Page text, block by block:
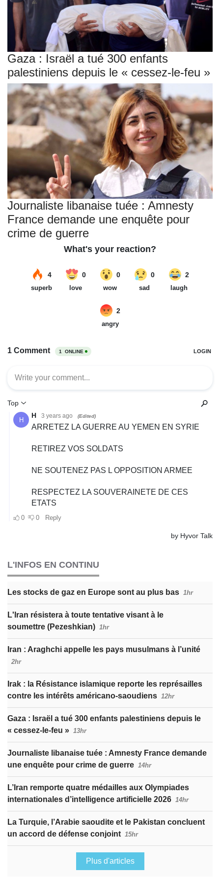
Gaza : Israël a tué 300 enfants
palestiniens depuis le « cessez-le-feu »
Journaliste libanaise tuée : Amnesty
France demande une enquête pour
crime de guerre
L'INFOS EN CONTINU
Les stocks de gaz en Europe sont au plus bas 1hr
L'Iran résistera à toute tentative visant à le
soumettre (Pezeshkian) 1hr
Iran : Araghchi appelle les pays musulmans à l’unité
2hr
Irak : la Résistance islamique reporte les représailles
contre les intérêts américano-saoudiens 12hr
Gaza : Israël a tué 300 enfants palestiniens depuis le
« cessez-le-feu » 13hr
Journaliste libanaise tuée : Amnesty France demande
une enquête pour crime de guerre 14hr
L’Iran remporte quatre médailles aux Olympiades
internationales d’intelligence artificielle 2026 14hr
La Turquie, l’Arabie saoudite et le Pakistan concluent
un accord de défense conjoint 15hr
Plus d'articles